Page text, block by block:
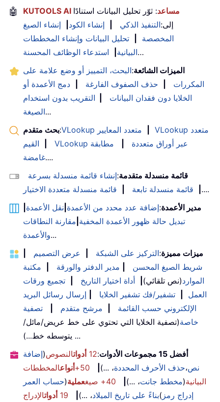
🤖 KUTOOLS AI مساعد: ثوّر تحليل البيانات استنادًا
إلى:التنفيذ الذكي إنشاء الكود
إنشاء الصيغ
المخصصة
تحليل البيانات وإنشاء المخططات
البيانية
استدعاء الوظائف المحسنة
…
الميزات الشائعة:البحث، التمييز أو وضع علامة على
المكررات
حذف الصفوف الفارغة
دمج الأعمدة أو
الخلايا دون فقدان البيانات
التقريب بدون استخدام
الصيغة...
بحث متقدم: VLookup متعدد المعايير
VLookup متعدد
القيم
VLookup عبر أوراق متعددة
مطابقة
غامضة....
قائمة منسدلة متقدمة:إنشاء قائمة منسدلة بسرعة
قائمة منسدلة تابعة قائمة منسدلة متعددة الاختيار
....
مدير الأعمدة:إضافة عدد محدد من الأعمدة نقل الأعمدة
تبديل حالة ظهور الأعمدة المخفية مقارنة النطاقات
والأعمدة...
ميزات مميزة:التركيز على الشبكة عرض التصميم
شريط الصيغ المحسن
مدير الدفتر والورقة
مكتبة
الموارد(نص تلقائي) أداة اختيار التاريخ
تجميع ورقات
العمل
تشفير/فك تشفير الخلايا
إرسال رسائل البريد
الإلكتروني حسب القائمة
مرشح متقدم
تصفية
خاصة(تصفية الخلايا التي تحتوي على خط عريض/مائل/
يتوسطه خط...) ...
أفضل 15 مجموعات الأدوات
:
12 أدواتالنصوص(إضافة
نص،حذف الأحرف المحددة، ...) 50+ أنواعالمخططات
البيانية(مخطط جانت، ...) 40+ صيغ عملية(حساب العمر
بناءً على تاريخ الميلاد، ...) 19 أدواتالإدراج ( إدراج رمز